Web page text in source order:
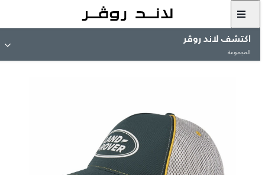
اكتشف لاند روڤر
المجموعة